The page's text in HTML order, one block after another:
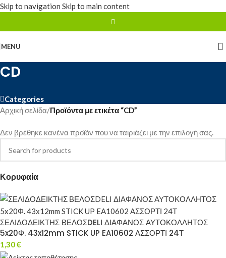
Skip to navigation Skip to main content
MENU
CD
Categories
Κορυφαία
ΣΕΛΙΔΟΔΕΙΚΤΗΣ ΒΕΛΟΣDELI ΔΙΑΦΑΝΟΣ ΑΥΤΟΚΟΛΛΗΤΟΣ
5x20Φ. 43x12mm STICK UP EA10602 ΑΣΣΟΡΤΙ 24Τ
1,30€
Αρχική σελίδα/Προϊόντα με ετικέτα “CD”
Δεν βρέθηκε κανένα προϊόν που να ταιριάζει με την επιλογή σας.